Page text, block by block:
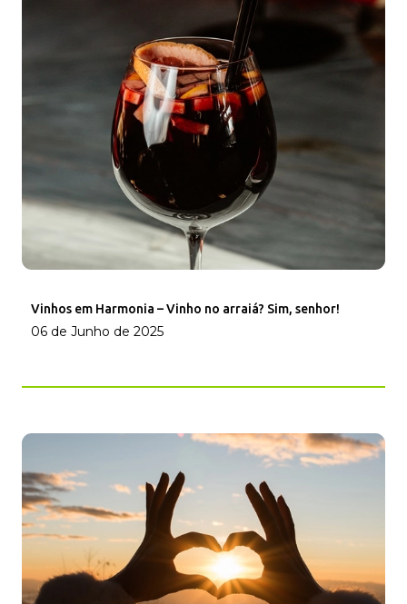
Vinhos em Harmonia – Vinho no arraiá? Sim, senhor!
06 de Junho de 2025